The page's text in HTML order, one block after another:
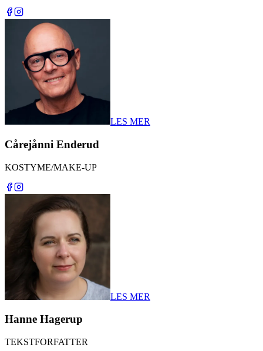
LES MER
Cårejånni Enderud
KOSTYME/MAKE-UP
LES MER
Hanne Hagerup
TEKSTFORFATTER